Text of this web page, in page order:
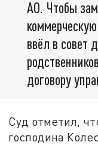
АО. Чтобы
ввёл в совет
договору
Суд отметил,
господина